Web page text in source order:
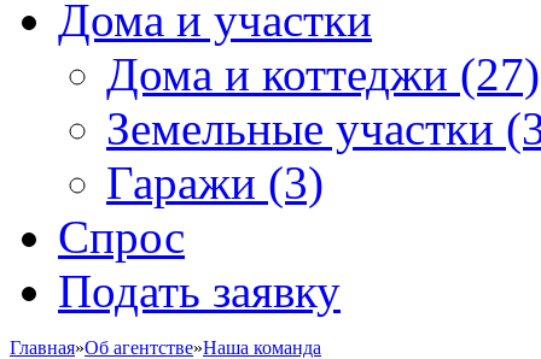
Дома и участки
Дома и коттеджи (27)
Земельные участки
Гаражи (3)
Спрос
Подать заявку
Главная»Об агентстве»Наша команда